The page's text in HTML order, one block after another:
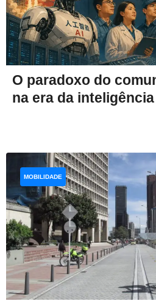
O paradoxo do
na era da
MOBILIDADE